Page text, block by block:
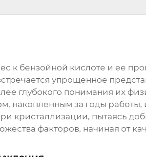
к бензойной кислоте и ее
упрощенное
глубокого понимания их
накопленным за годы
кристаллизации, пытаясь
факторов, начиная от